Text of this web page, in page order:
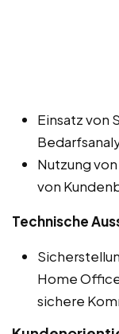
Einsatz von
Nutzung
von
Technische
Home
sichere